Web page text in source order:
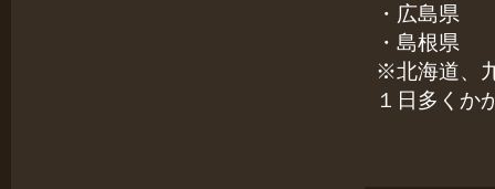
・広島県
・島根県
※北海道、
１日多くか